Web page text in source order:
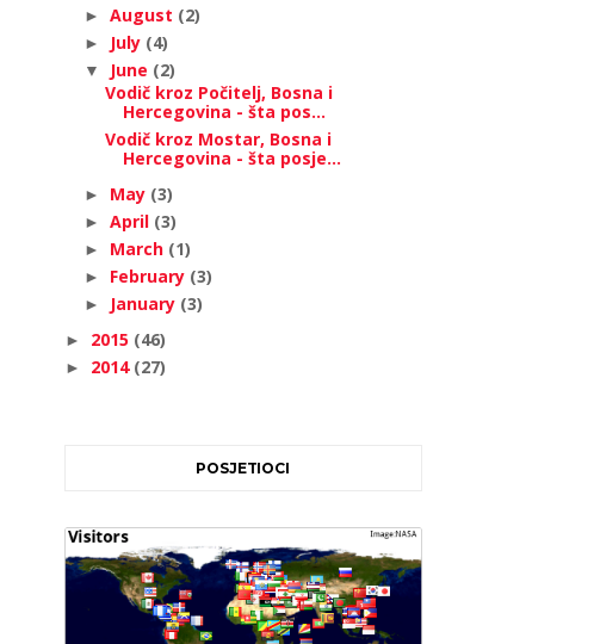
►August (2)
► July (4)
▼ June (2)
Vodič kroz Počitelj, Bosna i
Hercegovina - šta pos...
Vodič kroz Mostar, Bosna i
Hercegovina - šta posje...
► May (3)
►April (3)
► March (1)
► February (3)
► January (3)
► 2015 (46)
► 2014 (27)
POSJETIOCI